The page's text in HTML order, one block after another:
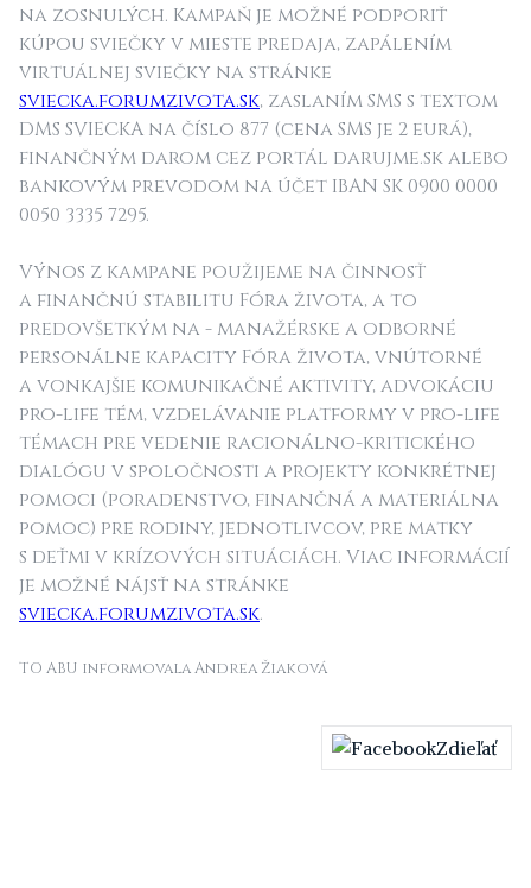
na zosnulých. Kampaň je možné podporiť
kúpou sviečky v mieste predaja, zapálením
virtuálnej sviečky na stránke
sviecka.forumzivota.sk, zaslaním SMS s textom
DMS SVIECKA na číslo 877 (cena SMS je 2 eurá),
finančným darom cez portál darujme.sk alebo
bankovým prevodom na účet IBAN SK 0900 0000
0050 3335 7295.
Výnos z kampane použijeme na činnosť
a finančnú stabilitu Fóra života, a to
predovšetkým na - manažérske a odborné
personálne kapacity Fóra života, vnútorné
a vonkajšie komunikačné aktivity, advokáciu
pro-life tém, vzdelávanie platformy v pro-life
témach pre vedenie racionálno-kritického
dialógu v spoločnosti a projekty konkrétnej
pomoci (poradenstvo, finančná a materiálna
pomoc) pre rodiny, jednotlivcov, pre matky
s deťmi v krízových situáciách. Viac informácií
je možné nájsť na stránke
sviecka.forumzivota.sk.
TO ABU informovala Andrea Žiaková
Zdieľať